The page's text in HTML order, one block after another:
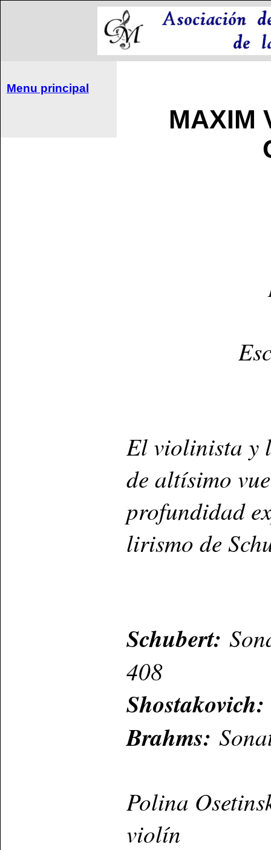
Menu principal
MAXIM
El violinista y
de altísimo
profundidad
lirismo de
Schubert:
408
Brahms:
Polina
violín